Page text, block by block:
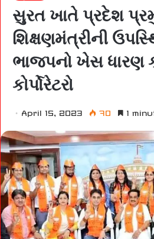
સુરત ખાતે પ્રદેશ
શિક્ષણમંત્રીની
ભાજપનો ખેસ ધારણ
કોર્પોરેટરો
April 15, 2023 70 1